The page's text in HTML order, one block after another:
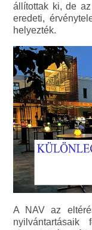
állítottak ki, de
eredeti,
helyezték.
A NAV az
nyilvántartásaik